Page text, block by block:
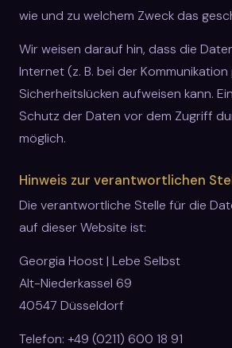
wie und zu welchem Zweck das
Wir weisen darauf hin, dass die
Internet (z. B. bei der
Sicherheitslücken aufweisen kann.
Schutz der Daten vor dem Zugriff
möglich.
Hinweis zur verantwortlichen
Die verantwortliche Stelle für die
auf dieser Website ist:
Georgia Hoost | Lebe Selbst
Alt-Niederkassel 69
40547 Düsseldorf
Telefon: +49 (0211) 600 18 91